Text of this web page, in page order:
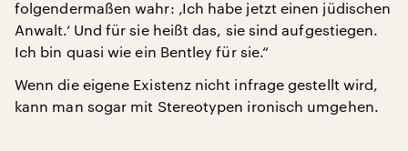
folgendermaßen wahr: ‚Ich habe jetzt einen jüdischen
Anwalt.‘ Und für sie heißt das, sie sind aufgestiegen.
Ich bin quasi wie ein Bentley für sie.“
Wenn die eigene Existenz nicht infrage gestellt wird,
kann man sogar mit Stereotypen ironisch umgehen.